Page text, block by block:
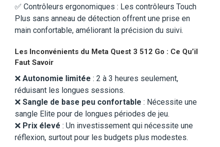
✅ Contrôleurs ergonomiques : Les contrôleurs Touch
Plus sans anneau de détection offrent une prise en
main confortable, améliorant la précision du suivi.
Les Inconvénients du Meta Quest 3 512 Go : Ce Qu’il
Faut Savoir
❌ Autonomie limitée : 2 à 3 heures seulement,
réduisant les longues sessions.
❌ Sangle de base peu confortable : Nécessite une
sangle Elite pour de longues périodes de jeu.
❌ Prix élevé : Un investissement qui nécessite une
réflexion, surtout pour les budgets plus modestes.